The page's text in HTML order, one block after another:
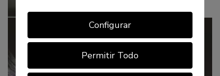
Configurar
Permitir Todo